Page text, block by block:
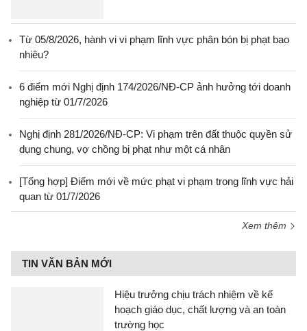
Từ 05/8/2026, hành vi vi phạm lĩnh vực phân bón bị phạt bao
nhiêu?
6 điểm mới Nghị định 174/2026/NĐ-CP ảnh hưởng tới doanh
nghiệp từ 01/7/2026
Nghị định 281/2026/NĐ-CP: Vi phạm trên đất thuộc quyền sử
dụng chung, vợ chồng bị phạt như một cá nhân
[Tổng hợp] Điểm mới về mức phạt vi phạm trong lĩnh vực hải
quan từ 01/7/2026
Xem thêm
TIN VĂN BẢN MỚI
Hiệu trưởng chịu trách nhiệm về kế
hoạch giáo dục, chất lượng và an toàn
trường học